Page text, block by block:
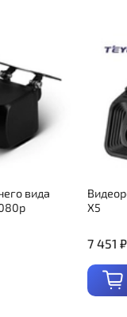
вида
X5
7 451 ₽